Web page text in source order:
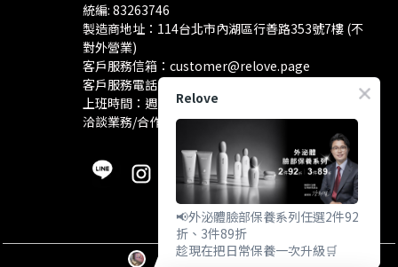
統編: 83263746
製造商地址：114台北市內湖區行善路353號7樓 (不
對外營業)
客戶服務信箱： customer@relove.page
客戶服務電話：
上班時間：週一至週五 10:30~18:30
洽談業務/合作資訊：pr@relove.page
Relove
📢外泌體臉部保養系列任選2件92
折、3件89折
趁現在把日常保養一次升級🛒